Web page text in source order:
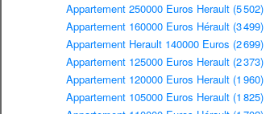
Appartement 250000 Euros Herault (5 502)
Appartement 160000 Euros Hérault (3 499)
Appartement Herault 140000 Euros (2 699)
Appartement 125000 Euros Herault (2 373)
Appartement 120000 Euros Herault (1 960)
Appartement 105000 Euros Herault (1 825)